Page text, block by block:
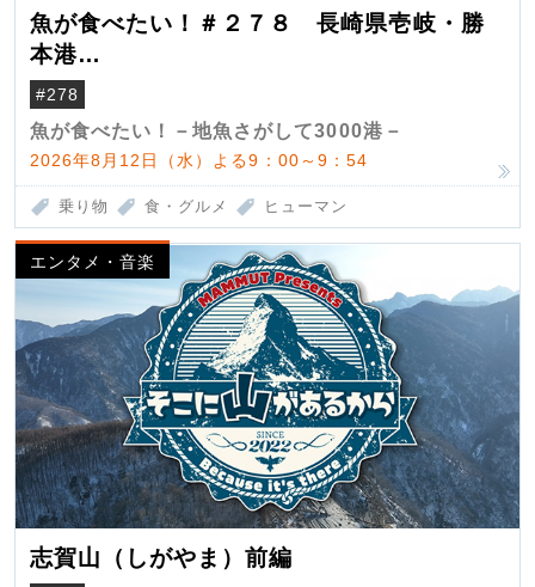
魚が食べたい！＃２７８ 長崎県壱岐・勝
本港
（クロマグロ）
#278
魚が食べたい！－地魚さがして3000港－
2026年8月12日（水）よる9：00～9：54
乗り物 食・グルメ ヒューマン
エンタメ・音楽
志賀山（しがやま）前編